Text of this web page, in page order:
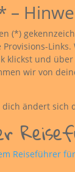
–
(*)
klickst und
wir von
dich ändert sich